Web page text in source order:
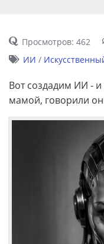
Просмотров: 462
ИИ /
Вот создадим ИИ -
мамой, говорили